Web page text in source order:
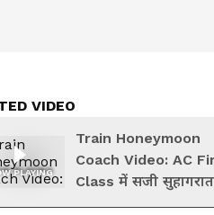
VIDEO
PLAYING
Train Honeymoon
Coach Video: AC
Class में सजी सुहागरात
की सेज, रेलवे ने TTE